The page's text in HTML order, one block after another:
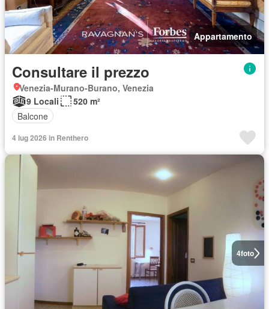
Appartamento
Consultare il prezzo
Venezia-Murano-Burano, Venezia
9 Locali
520 m²
Balcone
4 lug 2026 in Renthero
4foto